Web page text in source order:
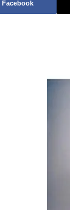
Facebook